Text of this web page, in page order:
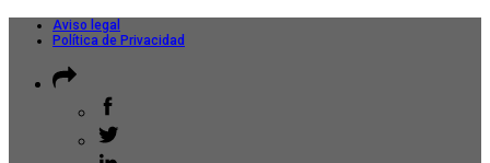
Aviso legal
Política de Privacidad